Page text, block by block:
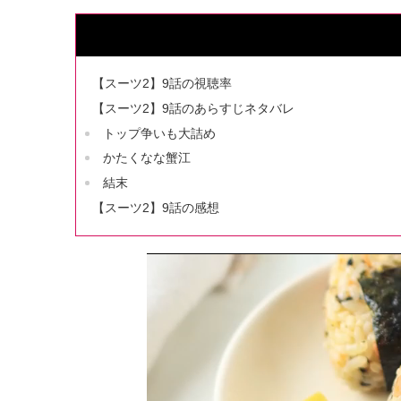
【スーツ2】9話の視聴率
【スーツ2】9話のあらすじネタバレ
トップ争いも大詰め
かたくなな蟹江
結末
【スーツ2】9話の感想